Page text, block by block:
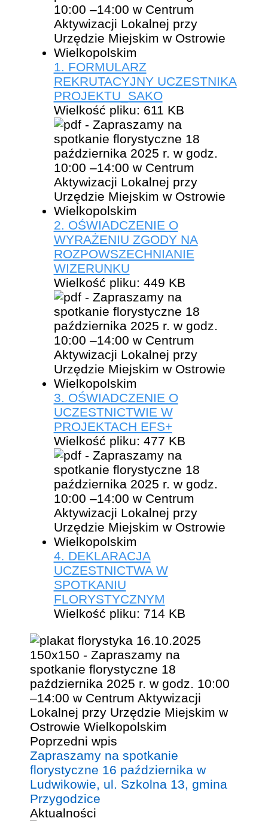
1. FORMULARZ
REKRUTACYJNY UCZESTNIKA
PROJEKTU_SAKO
Wielkość pliku: 611 KB
2. OŚWIADCZENIE O
WYRAŻENIU ZGODY NA
ROZPOWSZECHNIANIE
WIZERUNKU
Wielkość pliku: 449 KB
3. OŚWIADCZENIE O
UCZESTNICTWIE W
PROJEKTACH EFS+
Wielkość pliku: 477 KB
4. DEKLARACJA
UCZESTNICTWA W
SPOTKANIU
FLORYSTYCZNYM
Wielkość pliku: 714 KB
Poprzedni wpis
Zapraszamy na spotkanie
florystyczne 16 października w
Ludwikowie, ul. Szkolna 13, gmina
Przygodzice
Aktualności